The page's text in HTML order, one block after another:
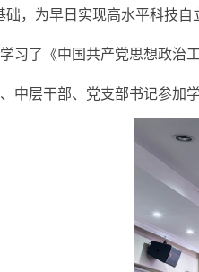
础，为早日实现高水平科技自
习了《中国共产党思想政治
中层干部、党支部书记参加学